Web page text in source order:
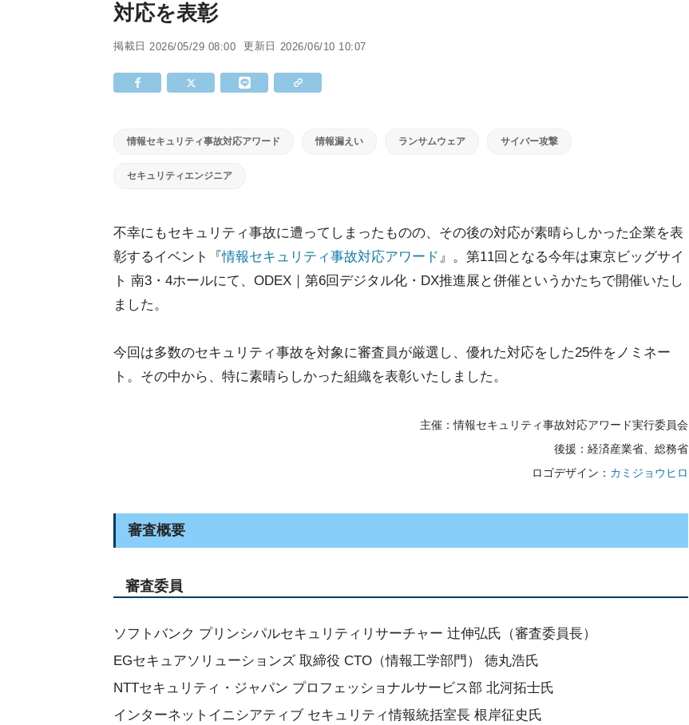
対応を表彰
掲載日 2026/05/29 08:00 更新日 2026/06/10 10:07
情報セキュリティ事故対応アワード 情報漏えい ランサムウェア サイバー攻撃
セキュリティエンジニア
不幸にもセキュリティ事故に遭ってしまったものの、その後の対応が素晴らしかった企業を表
彰するイベント『情報セキュリティ事故対応アワード 』。第11回となる今年は東京ビッグサイ
ト 南3・4ホールにて、ODEX｜第6回デジタル化・DX推進展と併催というかたちで開催いたし
ました。
今回は多数のセキュリティ事故を対象に審査員が厳選し、優れた対応をした25件をノミネー
ト。その中から、特に素晴らしかった組織を表彰いたしました。
主催：情報セキュリティ事故対応アワード実行委員会
後援：経済産業省、総務省
ロゴデザイン： カミジョウヒロ
審査概要
審査委員
ソフトバンク プリンシパルセキュリティリサーチャー 辻伸弘氏（審査委員長）
EGセキュアソリューションズ 取締役 CTO（情報工学部門） 徳丸浩氏
NTTセキュリティ・ジャパン プロフェッショナルサービス部 北河拓士氏
インターネットイニシアティブ セキュリティ情報統括室長 根岸征史氏